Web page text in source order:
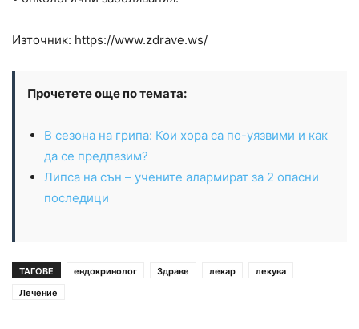
Източник: https://www.zdrave.ws/
Прочетете още по темата:
В сезона на грипа: Кои хора са по-уязвими и как
да се предпазим?
Липса на сън – учените алармират за 2 опасни
последици
ТАГОВЕ ендокринолог Здраве лекар
лекува
Лечение